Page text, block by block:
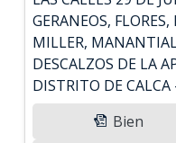
GERANEOS,
MILLER,
DESCALZOS DE LA
DISTRITO DE CALCA
Bien